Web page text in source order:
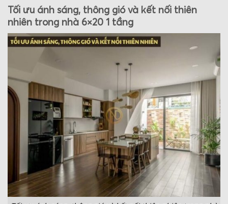
Tối ưu ánh sáng, thông gió và kết nối thiên
nhiên trong nhà 6×20 1 tầng